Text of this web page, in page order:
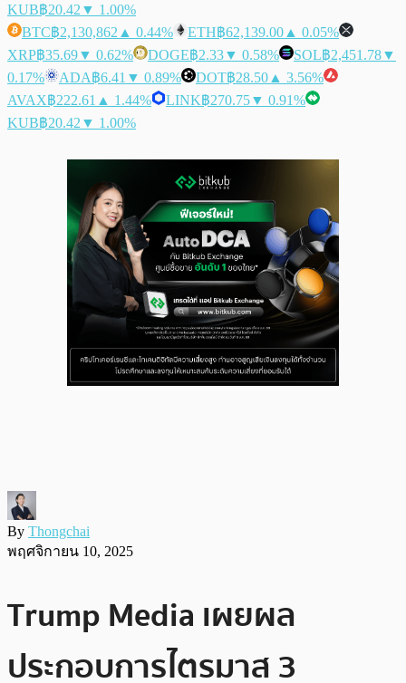
KUB฿20.42 ▼ 1.00%
BTC฿2,130,862 ▲ 0.44% ETH฿62,139.00 ▲ 0.05%
XRP฿35.69▼ 0.62% DOGE฿2.33▼ 0.58% SOL฿2,451.78▼
0.17%
ADA฿6.41 ▼ 0.89% DOT฿28.50 ▲ 3.56%
AVAX฿222.61 ▲ 1.44% LINK฿270.75▼ 0.91%
KUB฿20.42 ▼ 1.00%
By Thongchai
พฤศจิกายน 10, 2025
Trump Media เผยผล
ประกอบการไตรมาส 3